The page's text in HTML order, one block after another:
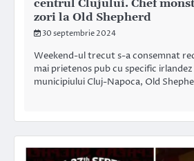
centrul Clujului. Chef
zori la Old Shepherd
30 septembrie 2024
Weekend-ul trecut s-a consemnat
mai prietenos pub cu specific
municipiului Cluj-Napoca, Old